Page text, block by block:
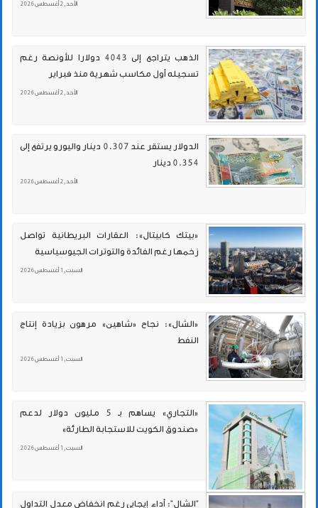
الأحد , 2 أغسطس 2026
الذهب يتراجع إلى 4043 دولارا للأونصة رغم
تسجيله أول مكاسب شهرية منذ فبراير
الأحد , 2 أغسطس 2026
الدولار يستقر عند 0.307 دينار واليورو يرتفع إلى
0.354 دينار
الأحد , 2 أغسطس 2026
«بيتك كابيتال»: العقارات البريطانية تواصل
زخمها رغم الفائدة والتوترات الجيوسياسية
السبت , 1 أغسطس 2026
«الشال»: نجاح «شاهين» مرهون بزيادة إنتاج
النفط
السبت , 1 أغسطس 2026
«التجاري» يساهم بـ 5 مليون دولار لدعم
«صندوق الكويت للاستجابة الطارئة»
السبت , 1 أغسطس 2026
"الشال": أداء إيجابي رغم انخفاض معدل التداول